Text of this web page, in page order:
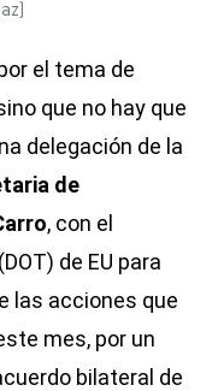
el tema de
que no hay que
delegación de la
de
, con el
de EU para
las acciones que
mes, por un
bilateral de